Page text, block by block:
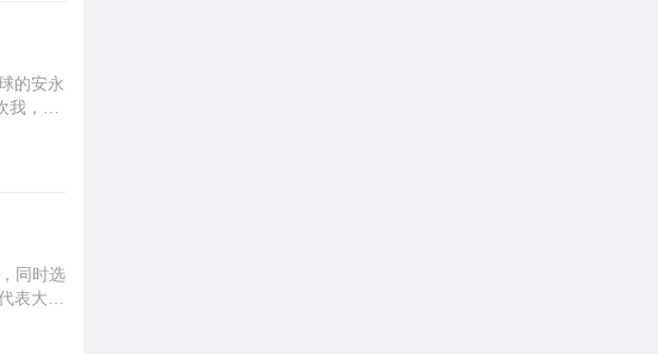
的安永
我，经
同时选
表大会